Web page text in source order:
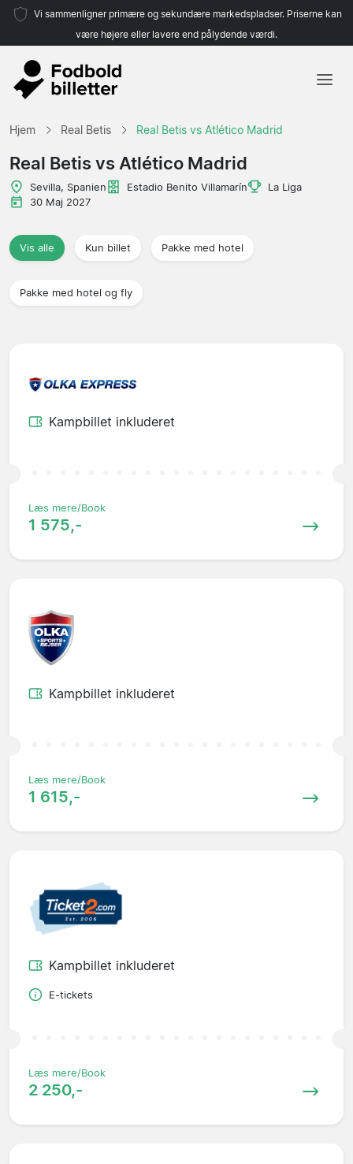
Vi sammenligner primære og sekundære markedspladser. Priserne kan
være højere eller lavere end pålydende værdi.
Hjem Real Betis Real Betis vs Atlético Madrid
Real Betis vs Atlético Madrid
Sevilla, Spanien Estadio Benito Villamarín
La Liga
30 Maj 2027
Vis alle Kun billet Pakke med hotel
Pakke med hotel og fly
Kampbillet inkluderet
Læs mere/Book
1 575,-
Kampbillet inkluderet
Læs mere/Book
1 615,-
Kampbillet inkluderet
E-tickets
Læs mere/Book
2 250,-